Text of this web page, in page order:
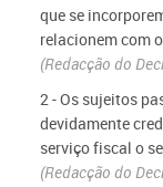
que se
relacionem com
(Redacção do
2 - Os sujeitos
devidamente
serviço fiscal o
(Redacção do